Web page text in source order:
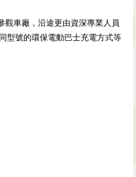
觀車廠，沿途更由資深專業人員
型號的環保電動巴士充電方式等